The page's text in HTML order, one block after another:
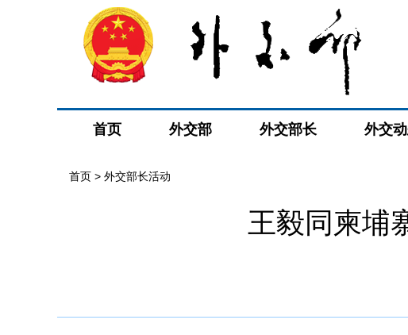
首页 外交部 外交部长 外交
首页 > 外交部长活动
王毅同柬埔